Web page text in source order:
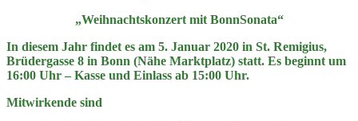
„Weihnachtskonzert mit BonnSonata“
In diesem Jahr findet es am 5. Januar 2020 in St. Remigius,
Brüdergasse 8 in Bonn (Nähe Marktplatz) statt. Es beginnt um
16:00 Uhr – Kasse und Einlass ab 15:00 Uhr.
Mitwirkende sind